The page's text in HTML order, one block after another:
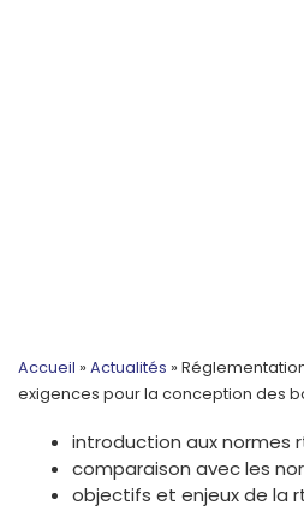
Accueil » Actualités »
exigences pour la conception des
introduction aux normes
comparaison avec les
objectifs et enjeux de la